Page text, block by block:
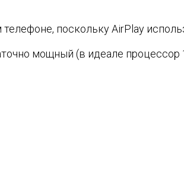
поскольку AirPlay
мощный (в идеале процессор